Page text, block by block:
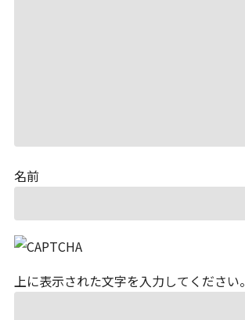
名前
上に表示された文字を入力してください。